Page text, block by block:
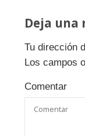
Deja una
Tu dirección
Los campos
Comentar